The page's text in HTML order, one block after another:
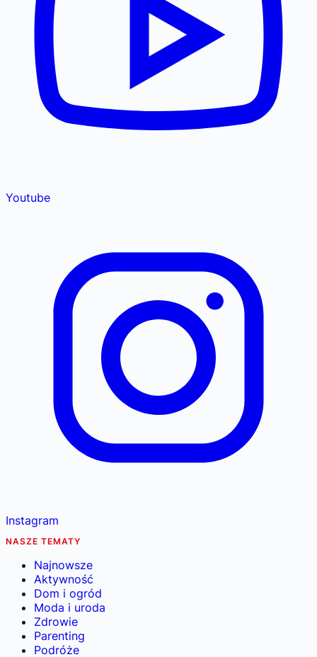
Youtube
Instagram
NASZE TEMATY
Najnowsze
Aktywność
Dom i ogród
Moda i uroda
Zdrowie
Parenting
Podróże